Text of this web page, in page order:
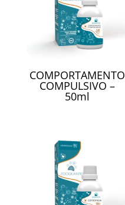
COMPORTAMENTO
COMPULSIVO –
50ml